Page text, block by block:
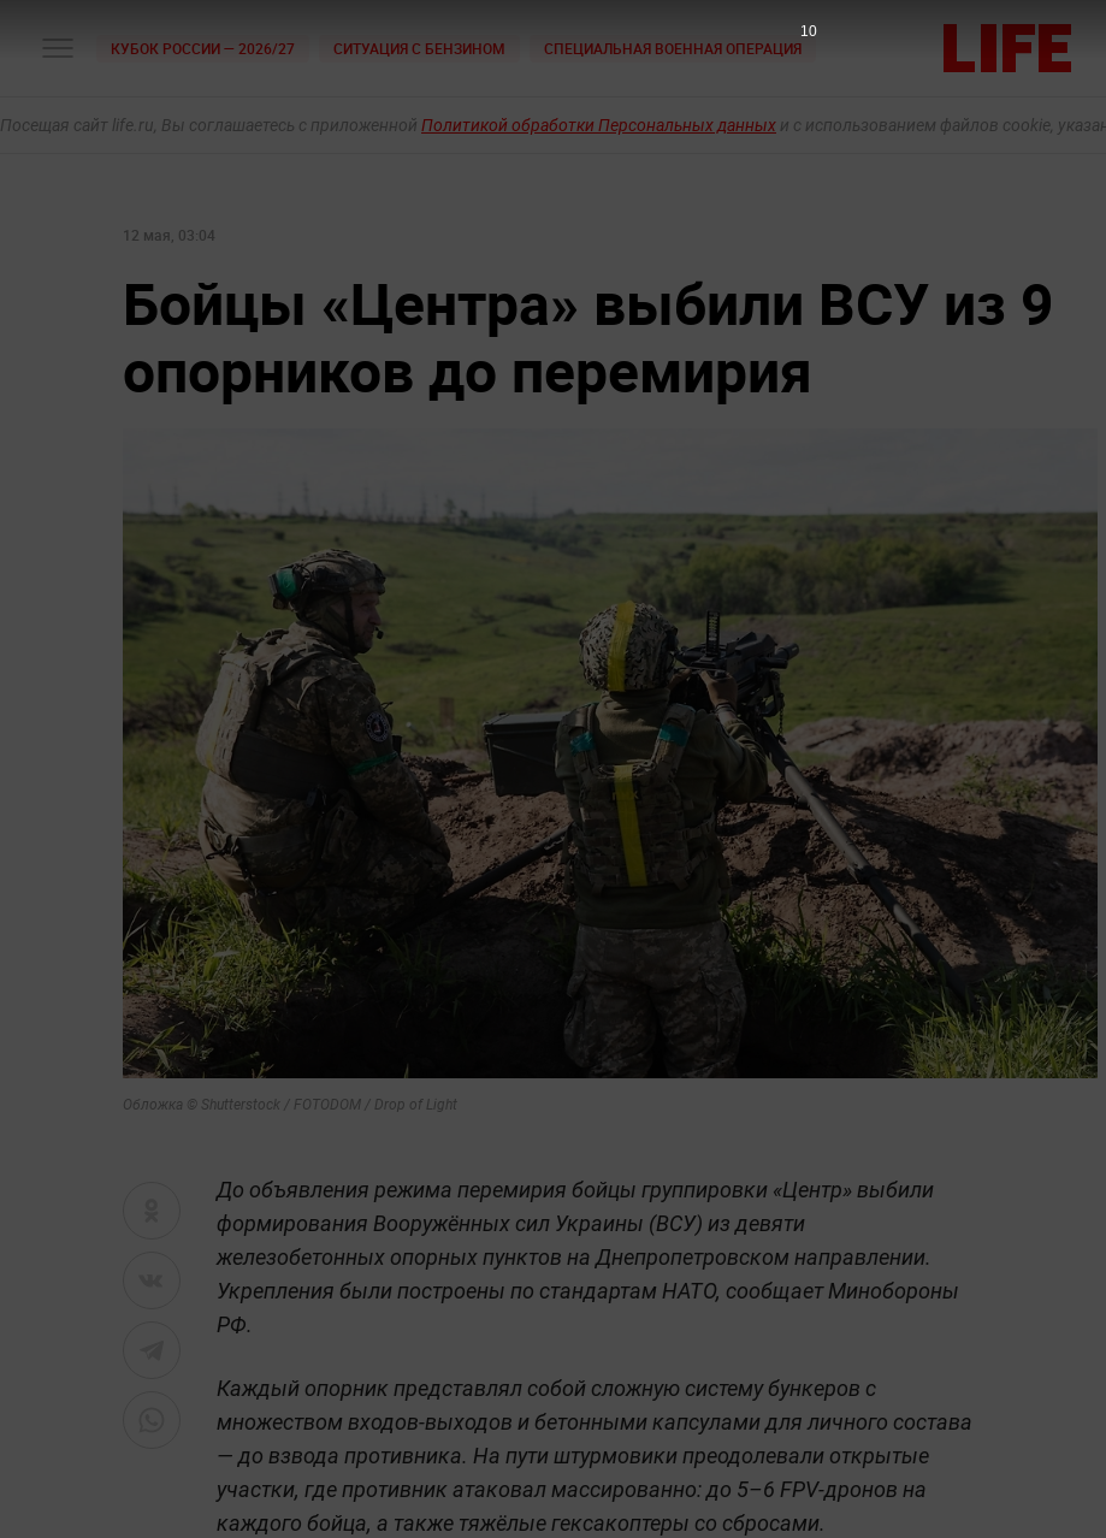
КУБОК РОССИИ — 2026/27 СИТУАЦИЯ С БЕНЗИНОМ СПЕЦИАЛЬНАЯ ВОЕННАЯ ОПЕРАЦИЯ
Посещая сайт life.ru, Вы соглашаетесь с приложенной Политикой обработки Персональных данных и с использованием файлов cookie,
12 мая, 03:04
Бойцы «Центра» выбили ВСУ из 9
опорников до перемирия
Обложка © Shutterstock / FOTODOM / Drop of Light
До объявления режима перемирия бойцы группировки «Центр» выбили
формирования Вооружённых сил Украины (ВСУ) из девяти
железобетонных опорных пунктов на Днепропетровском направлении.
Укрепления были построены по стандартам НАТО, сообщает Минобороны
РФ.
Каждый опорник представлял собой сложную систему бункеров с
множеством входов-выходов и бетонными капсулами для личного состава
— до взвода противника. На пути штурмовики преодолевали открытые
участки, где противник атаковал массированно: до 5–6 FPV-дронов на
каждого бойца, а также тяжёлые гексакоптеры со сбросами.
9